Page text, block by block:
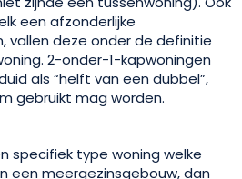
een afzonderlijke
vallen deze onder de definitie
2-onder-1-kapwoningen
als “helft van een dubbel”,
gebruikt mag worden.
specifiek type woning welke
een meergezinsgebouw, dan